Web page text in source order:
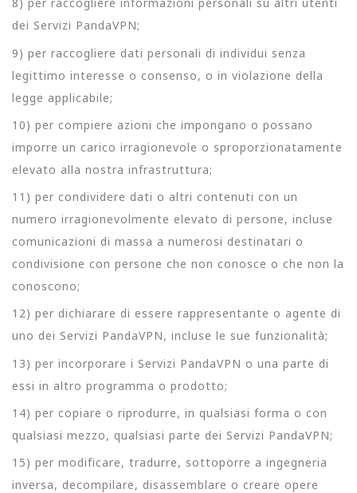
dei Servizi PandaVPN;
9) per raccogliere dati personali di individui senza
legittimo interesse o consenso, o in violazione della
legge applicabile;
10) per compiere azioni che impongano o possano
imporre un carico irragionevole o sproporzionatamente
elevato alla nostra infrastruttura;
11) per condividere dati o altri contenuti con un
numero irragionevolmente elevato di persone, incluse
comunicazioni di massa a numerosi destinatari o
condivisione con persone che non conosce o che non la
conoscono;
12) per dichiarare di essere rappresentante o agente di
uno dei Servizi PandaVPN, incluse le sue funzionalità;
13) per incorporare i Servizi PandaVPN o una parte di
essi in altro programma o prodotto;
14) per copiare o riprodurre, in qualsiasi forma o con
qualsiasi mezzo, qualsiasi parte dei Servizi PandaVPN;
15) per modificare, tradurre, sottoporre a ingegneria
inversa, decompilare, disassemblare o creare opere